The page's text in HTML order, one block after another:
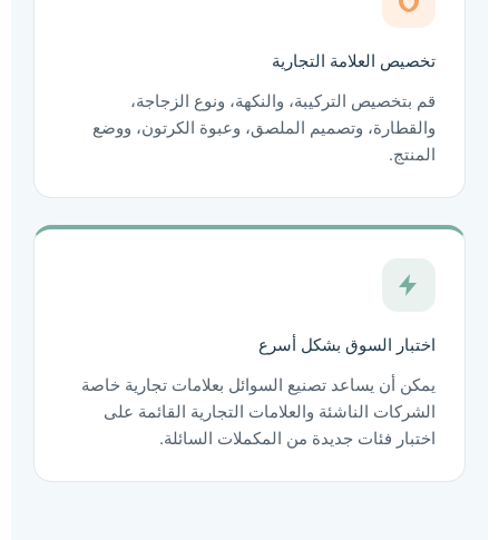
تخصيص العلامة التجارية
قم بتخصيص التركيبة، والنكهة، ونوع الزجاجة،
والقطارة، وتصميم الملصق، وعبوة الكرتون، ووضع
المنتج.
اختبار السوق بشكل أسرع
يمكن أن يساعد تصنيع السوائل بعلامات تجارية خاصة
الشركات الناشئة والعلامات التجارية القائمة على
اختبار فئات جديدة من المكملات السائلة.